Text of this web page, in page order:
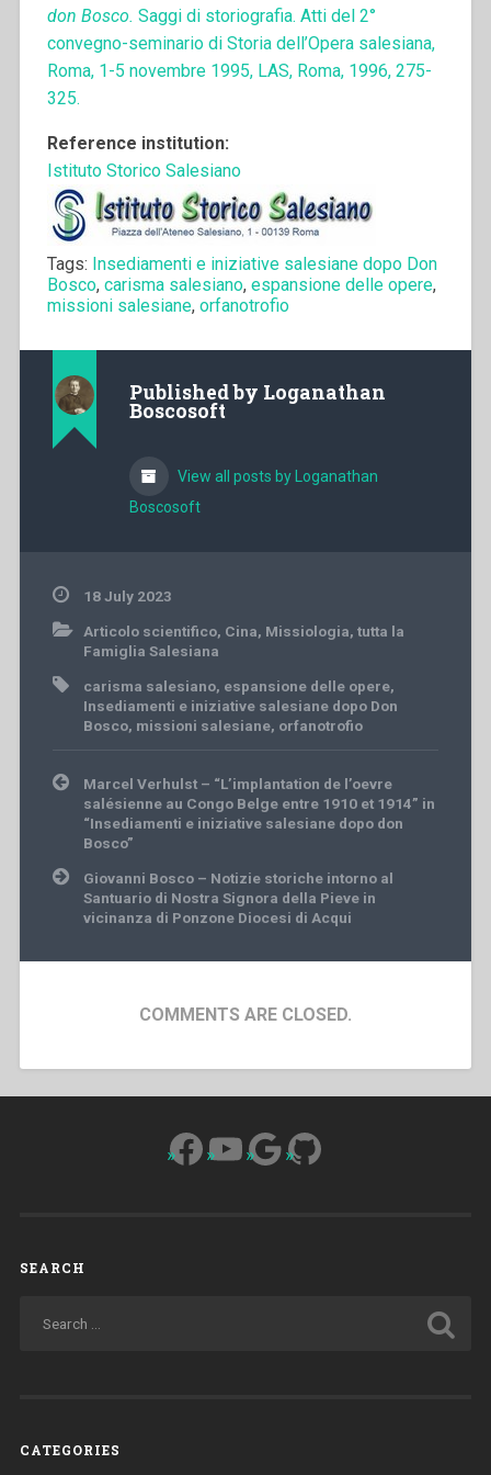
don Bosco. Saggi di storiografia. Atti del 2°
convegno-seminario di Storia dell’Opera salesiana,
Roma, 1-5 novembre 1995, LAS, Roma, 1996, 275-
325.
Reference institution:
Istituto Storico Salesiano
Tags: Insediamenti e iniziative salesiane dopo Don
Bosco, carisma salesiano, espansione delle opere,
missioni salesiane, orfanotrofio
Published by Loganathan
Boscosoft
View all posts by Loganathan
Boscosoft
18 July 2023
Articolo scientifico, Cina, Missiologia, tutta la
Famiglia Salesiana
carisma salesiano, espansione delle opere,
Insediamenti e iniziative salesiane dopo Don
Bosco, missioni salesiane, orfanotrofio
Post
navigation
Marcel Verhulst – “L’implantation de l’oevre
salésienne au Congo Belge entre 1910 et 1914” in
“Insediamenti e iniziative salesiane dopo don
Bosco”
Giovanni Bosco – Notizie storiche intorno al
Santuario di Nostra Signora della Pieve in
vicinanza di Ponzone Diocesi di Acqui
COMMENTS ARE CLOSED.
Facebook
YouTube
Google
GitHub
SEARCH
CATEGORIES